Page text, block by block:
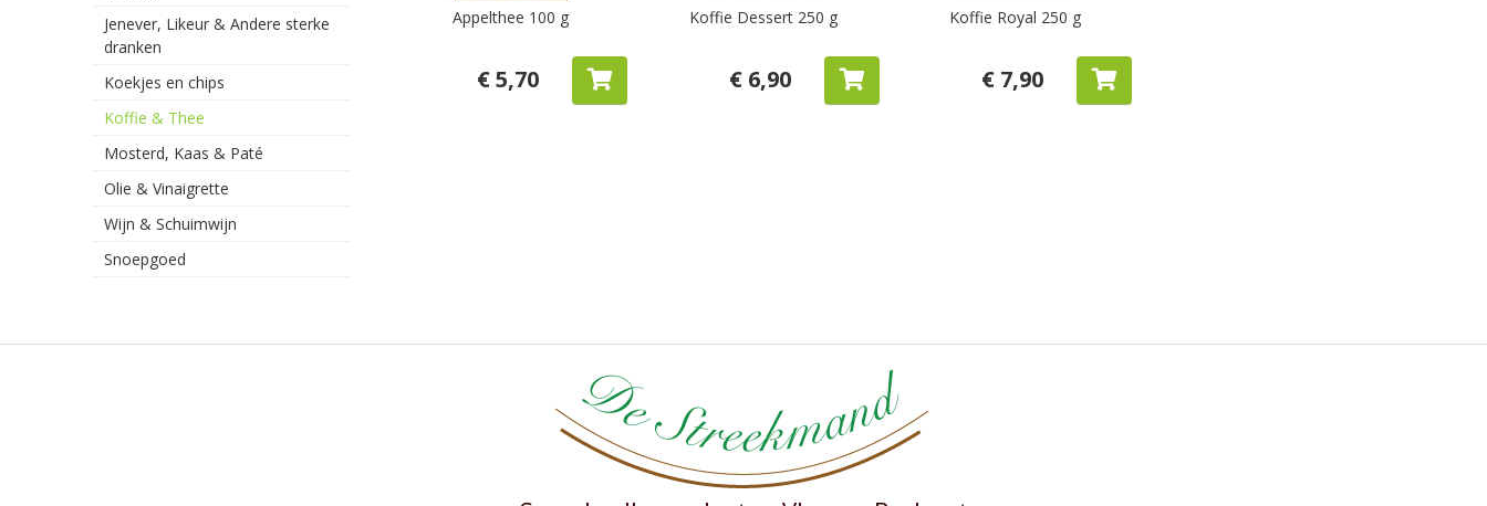
Appelthee 100 g
€ 5,70
Koffie Dessert 250 g
€ 6,90
Koffie Royal 250 g
€ 7,90
Jenever, Likeur & Andere sterke
dranken
Koekjes en chips
Koffie & Thee
Mosterd, Kaas & Paté
Olie & Vinaigrette
Wijn & Schuimwijn
Snoepgoed